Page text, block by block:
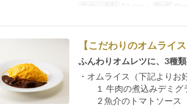
Date valide 01 mar ~ Pasti
【こだわりのオムライス
ふんわりオムレツに、3種
・オムライス（下記よりお
１ 牛肉の煮込みデミグ
2 魚介のトマトソース